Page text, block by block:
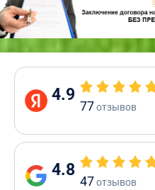
4.9
77отзывов
4.8
47отзывов